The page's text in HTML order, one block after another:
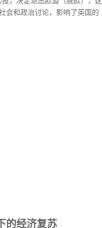
会和政治讨论，影响了英国的
的经济复苏